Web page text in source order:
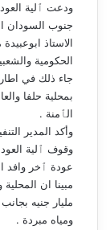
جنوب السودان
الاستاذ
الحكومية
جاء ذلك في اطار
بمحلية حلفا
الٱمنة .
وأكد المدير
وقوف ٱلية
عودة ٱخر وافد
مليار جنيه
ومياه مبردة .